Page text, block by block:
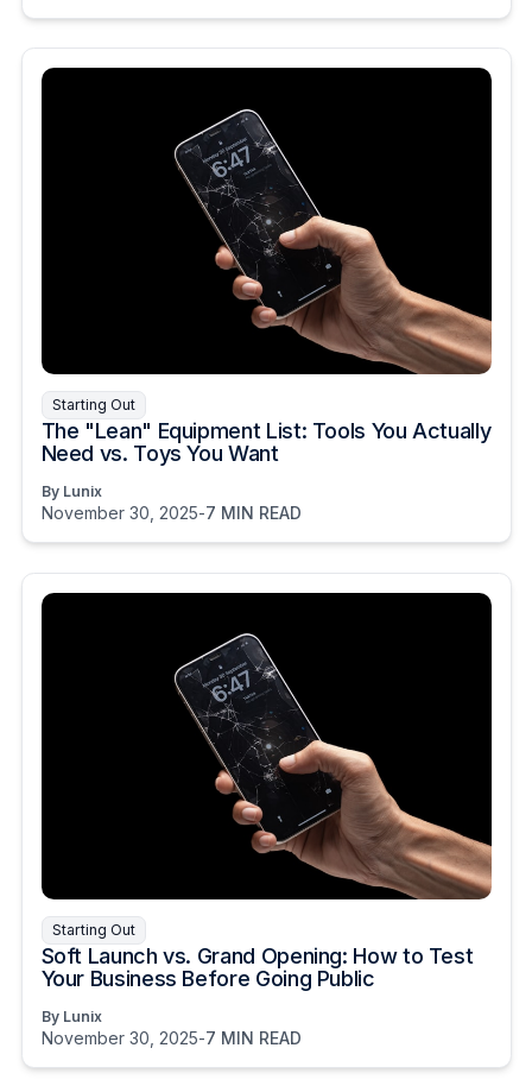
Starting Out
The "Lean" Equipment List: Tools You Actually
Need vs. Toys You Want
By Lunix
November 30, 2025-7 MIN READ
Starting Out
Soft Launch vs. Grand Opening: How to Test
Your Business Before Going Public
By Lunix
November 30, 2025-7 MIN READ